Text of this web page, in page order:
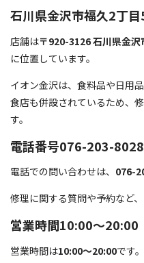
石川県金沢市福久2丁
店舗は〒920-3126 石川県金
に位置しています。
イオン金沢は、食料品や日用
食店も併設されているため、
す。
電話番号076-203-8028
電話での問い合わせは、 076-
修理に関する質問や予約など
営業時間10:00～20:00
営業時間は10:00～20:00です。